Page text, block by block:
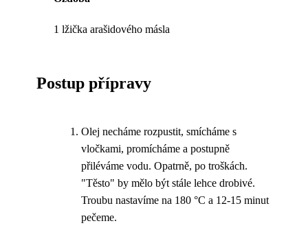
1 lžička arašidového másla
Postup přípravy
Olej necháme rozpustit, smícháme s
vločkami, promícháme a postupně
přiléváme vodu. Opatrně, po troškách.
"Těsto" by mělo být stále lehce drobivé.
Troubu nastavíme na 180 °C a 12-15 minut
pečeme.